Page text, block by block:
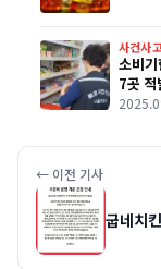
사건사
소비
7곳 적
← 이전 기사
굽네치